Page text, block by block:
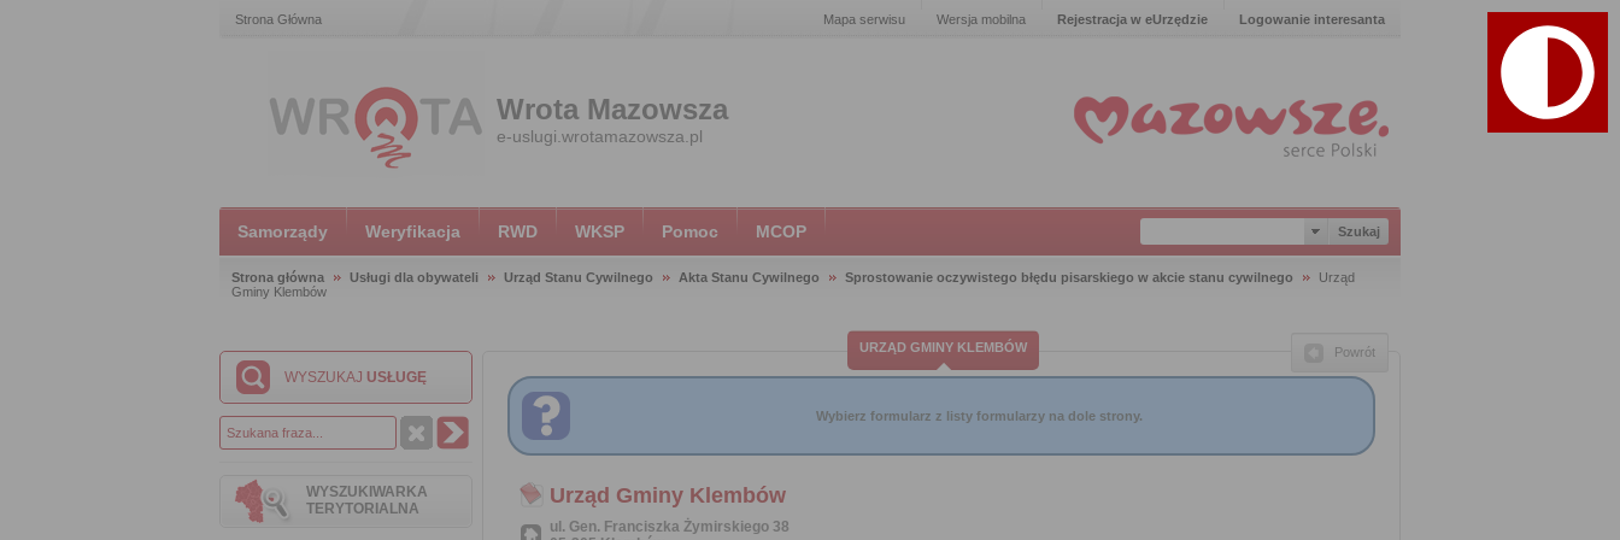
Strona Główna Mapa serwisu Wersja mobilna Rejestracja w eUrzędzie Logowanie interesanta
Wrota Mazowsza
e-uslugi.wrotamazowsza.pl
Samorządy Weryfikacja RWD WKSP Pomoc MCOP
Strona główna Usługi dla obywateli Urząd Stanu Cywilnego Akta Stanu Cywilnego Sprostowanie oczywistego błędu pisarskiego w akcie stanu cywilnego
Urząd
Gminy Klembów
WYSZUKAJ USŁUGĘ
WYSZUKIWARKA
TERYTORIALNA
URZĄD GMINY KLEMBÓW Powrót
Wybierz formularz z listy formularzy na dole strony.
Urząd Gminy Klembów
ul. Gen. Franciszka Żymirskiego 38